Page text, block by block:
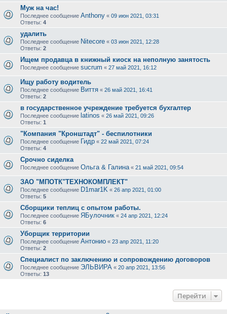
Муж на час!
Последнее сообщение Anthony « 09 июн 2021, 03:31
Ответы: 4
удалить
Последнее сообщение Nitecore « 03 июн 2021, 12:28
Ответы: 2
Ищем продавца в книжный киоск на неполную занятость
Последнее сообщение sucrum « 27 май 2021, 16:12
Ищу работу водитель
Последнее сообщение Виття « 26 май 2021, 16:41
Ответы: 2
в государственное учреждение требуется бухгалтер
Последнее сообщение latinos « 26 май 2021, 09:26
Ответы: 1
"Компания "Кронштадт" - беспилотники
Последнее сообщение Гидр « 22 май 2021, 07:24
Ответы: 4
Срочно сиделка
Последнее сообщение Ольга & Галина « 21 май 2021, 09:54
ЗАО "МПОТК"ТЕХНОКОМПЛЕКТ"
Последнее сообщение D1mar1K « 26 апр 2021, 01:00
Ответы: 5
Сборщики теплиц с опытом работы.
Последнее сообщение ЯБулочник « 24 апр 2021, 12:24
Ответы: 6
Уборщик территории
Последнее сообщение Антонио « 23 апр 2021, 11:20
Ответы: 2
Специалист по заключению и сопровождению договоров
Последнее сообщение ЭЛЬВИРА « 20 апр 2021, 13:56
Ответы: 13
Перейти